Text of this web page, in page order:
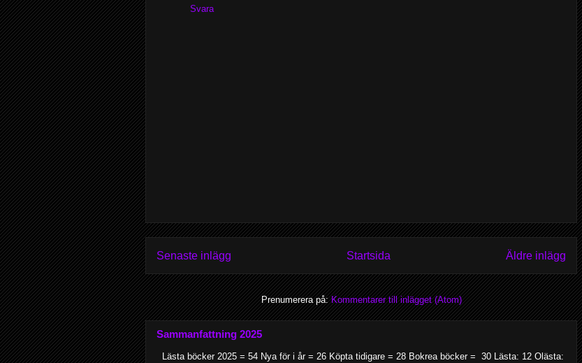
Svara
Senaste inlägg Äldre inlägg
Startsida
Prenumerera på:Kommentarer till inlägget (Atom)
Sammanfattning 2025
Lästa böcker 2025 = 54 Nya för i år = 26 Köpta tidigare = 28 Bokrea böcker = 30 Lästa: 12 Olästa: